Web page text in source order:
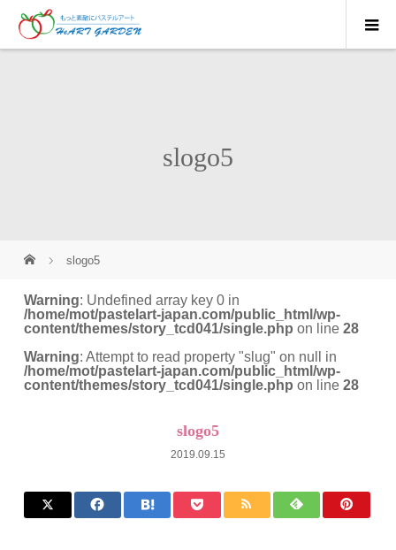
slogo5
slogo5
Warning: Undefined array key 0 in
/home/mot/pastelart-japan.com/public_html/wp-
content/themes/story_tcd041/single.php on line28
Warning: Attempt to read property "slug" on null in
/home/mot/pastelart-japan.com/public_html/wp-
content/themes/story_tcd041/single.php on line28
slogo5
2019.09.15